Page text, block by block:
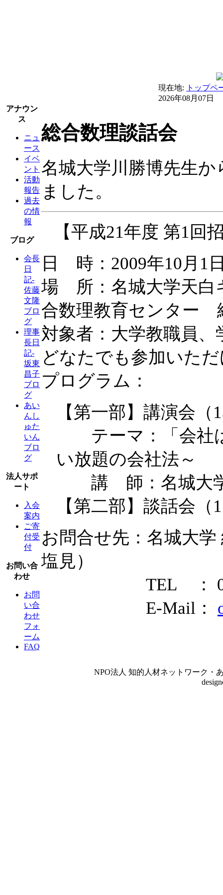
現在地:
トップペ
2026年08月07日
アナウン
ス
ニュ
ース
イベ
ント
活動
報告
過去
の情
報
ブログ
会長
日
記-
佐藤
文隆
ブロ
グ
理事
長日
記-
坂東
昌子
ブロ
グ
あい
んし
ゅた
いん
ブロ
グ
法人サポ
ート
入会
案内
ご寄
付受
付
お問い合
わせ
お問
い合
わせ
フォ
ーム
FAQ
総合数理談話会
名城大学川勝博先生
ました。
【平成21年度 第1回
日 時：2009年10月1
場 所：名城大学天
合数理教育センター
対象者：大学教職員
どなたでも参加いた
プログラム：
【第一部】講演会（
テーマ：「会社
い放題の会社法～
講 師：名城大学
【第二部】談話会（
お問合せ先：名城大
塩見）
TEL ： 052-
E-Mail：
NPO法人 知的人材ネットワーク・